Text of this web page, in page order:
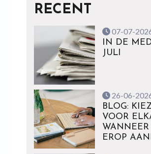
RECENT
07-07-
IN DE
JULI
26-06-
BLOG:
VOOR
WANNEER
EROP